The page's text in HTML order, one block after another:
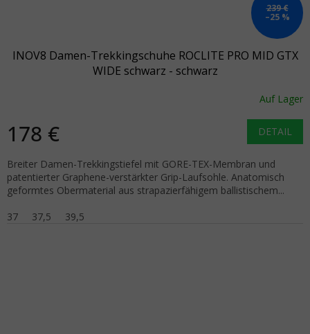
239 €
–25 %
INOV8 Damen-Trekkingschuhe ROCLITE PRO MID GTX
WIDE schwarz - schwarz
Auf Lager
178 € DETAIL
Breiter Damen-Trekkingstiefel mit GORE-TEX-Membran und
patentierter Graphene-verstärkter Grip-Laufsohle. Anatomisch
geformtes Obermaterial aus strapazierfähigem ballistischem...
37
37,5 39,5